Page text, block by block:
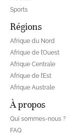
Sports
Régions
Afrique du Nord
Afrique de l’Ouest
Afrique Centrale
Afrique de l’Est
Afrique Australe
À propos
Qui sommes-nous ?
FAQ